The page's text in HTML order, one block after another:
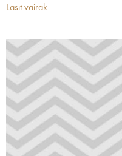
Lasīt vairāk